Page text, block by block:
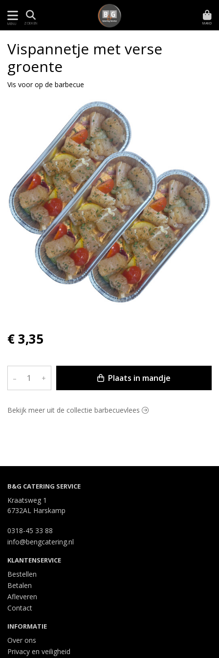
MENU ZOEKEN MAND
Vispannetje met verse
groente
Vis voor op de barbecue
€ 3,35
– + Plaats in mandje
Bekijk meer uit de collectie barbecuevlees
B&G CATERING SERVICE
Kraatsweg 1
6732AL Harskamp
0318-45 33 88
info@bengcatering.nl
KLANTENSERVICE
Bestellen
Betalen
Afleveren
Contact
INFORMATIE
Over ons
Privacy en veiligheid